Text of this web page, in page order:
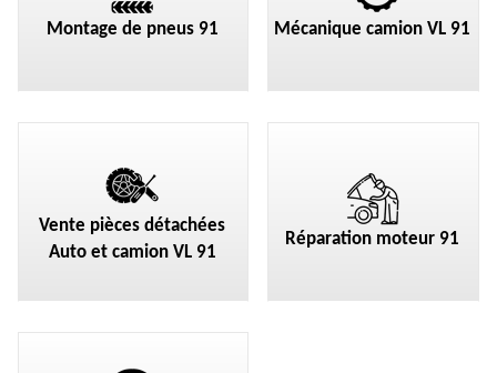
Montage de pneus 91 Mécanique camion VL 91
Vente pièces détachées
Auto et camion VL 91
Réparation moteur 91